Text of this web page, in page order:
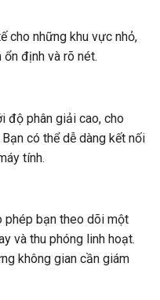
cho những khu vực nhỏ,
định và rõ nét.
độ phân giải cao, cho
có thể dễ dàng kết nối
tính.
phép bạn theo dõi một
và thu phóng linh hoạt.
không gian cần giám